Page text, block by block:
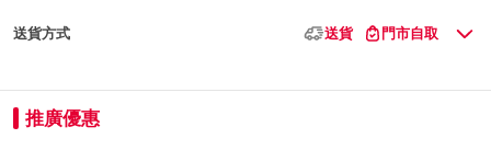
送貨方式 送貨 門市自取
推廣優惠